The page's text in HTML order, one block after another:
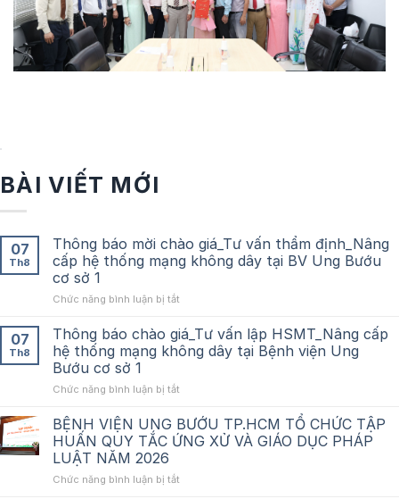
BÀI VIẾT MỚI
07
Th8
Thông báo mời chào giá_Tư vấn thẩm định_Nâng
cấp hệ thống mạng không dây tại BV Ung Bướu
cơ sở 1
Chức năng bình luận bị tắt
báo
mời
chào
vấn
định_Nâng
cấp
hệ
mạng
07
Th8
Thông báo chào giá_Tư vấn lập HSMT_Nâng cấp
hệ thống mạng không dây tại Bệnh viện Ung
Bướu cơ sở 1
Chức năng bình luận bị tắt
báo
chào
giá_Tư
lập
BỆNH VIỆN UNG BƯỚU TP.HCM TỔ CHỨC TẬP
HUẤN QUY TẮC ỨNG XỬ VÀ GIÁO DỤC PHÁP
LUẬT NĂM 2026
Chức năng bình luận bị tắt